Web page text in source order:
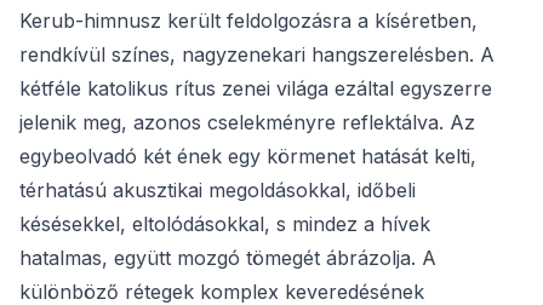
Kerub-himnusz került feldolgozásra a kíséretben,
rendkívül színes, nagyzenekari hangszerelésben. A
kétféle katolikus rítus zenei világa ezáltal egyszerre
jelenik meg, azonos cselekményre reflektálva. Az
egybeolvadó két ének egy körmenet hatását kelti,
térhatású akusztikai megoldásokkal, időbeli
késésekkel, eltolódásokkal, s mindez a hívek
hatalmas, együtt mozgó tömegét ábrázolja. A
különböző rétegek komplex keveredésének